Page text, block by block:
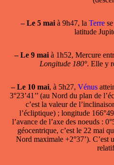
– Le 5 mai à 9h47, la Terre
latitude
– Le 9 mai à 1h52, Mercure
Longitude 180°. Elle y
– Le 10 mai, à 5h27, Vénus
3°23’41’’ (au Nord du plan de
c’est la valeur de
l’écliptique) ; longitude
l’avance de l’axe des noeuds :
géocentrique, c’est le 22 mai
Nord maximale +2°37’). C’est